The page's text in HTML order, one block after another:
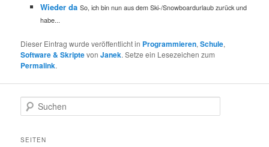
Wieder da So, ich bin nun aus dem Ski-/Snowboardurlaub zurück und
habe...
Dieser Eintrag wurde veröffentlicht in Programmieren,Schule,
Software & SkriptevonJanek. Setze ein Lesezeichen zum
Permalink.
u
h
SEITEN